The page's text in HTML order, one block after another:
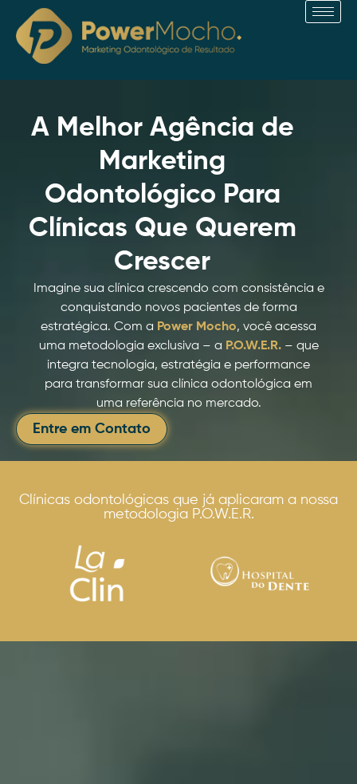
para
conteúdo
A Melhor Agência de
Marketing
Odontológico Para
Clínicas Que Querem
Crescer
Imagine sua clínica crescendo com consistência e
conquistando novos pacientes de forma
estratégica. Com a Power Mocho, você acessa
uma metodologia exclusiva – a P.O.W.E.R.– que
integra tecnologia, estratégia e performance
para transformar sua clínica odontológica em
uma referência no mercado.
Entre em Contato
Clínicas odontológicas que já aplicaram a nossa
metodologia P.O.W.E.R.